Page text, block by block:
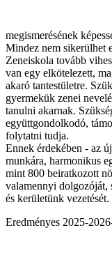
megismerésének
Mindez nem sikerülhet
Zeneiskola tovább
van egy elkötelezett,
akaró tantestületre.
gyermekük zenei
tanulni akarnak.
együttgondolkodó,
folytatni tudja.
Ennek érdekében - az
munkára, harmonikus
mint 800 beiratkozott
valamennyi dolgozóját,
és kerületünk vezetését.
Eredményes 2025-